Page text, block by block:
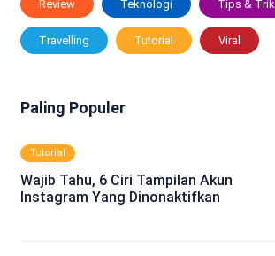
Review Teknologi Tips & Trik
Travelling Tutorial Viral
Paling Populer
Tutorial
Wajib Tahu, 6 Ciri Tampilan Akun
Instagram Yang Dinonaktifkan